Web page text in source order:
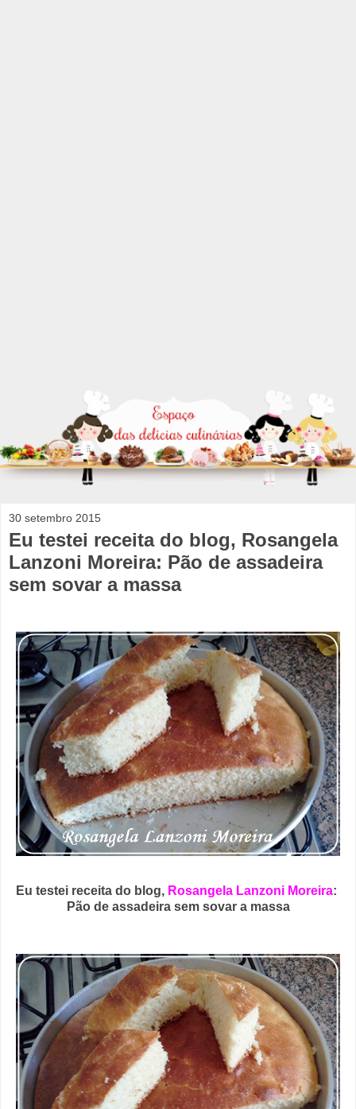
30 setembro 2015
Eu testei receita do blog, Rosangela
Lanzoni Moreira: Pão de assadeira
sem sovar a massa
Eu testei receita do blog, Rosangela Lanzoni Moreira:
Pão de assadeira sem sovar a massa